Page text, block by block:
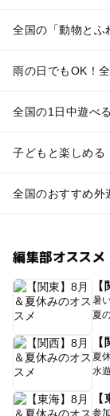
全国の「動物とふ
雨の日でもOK！
全国の1日中遊べ
子どもと楽しめる
全国のおすすめ外
編集部オススメ
暑
夏
夏
水
参